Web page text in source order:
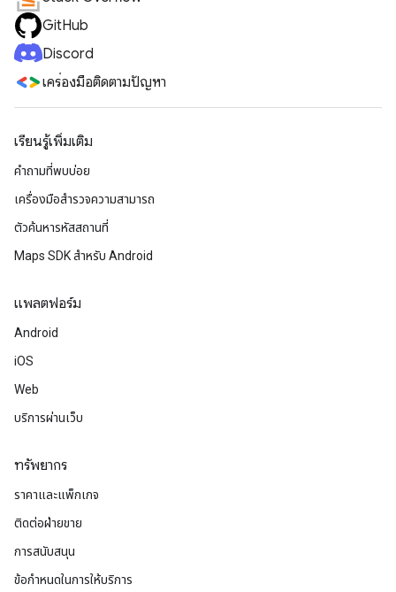
GitHub
Discord
เครื่องมือติดตามปัญหา
เรียนรู้เพิ่มเติม
คำถามที่พบบ่อย
เครื่องมือสำรวจความสามารถ
ตัวค้นหารหัสสถานที่
Maps SDK สำหรับ Android
แพลตฟอร์ม
Android
iOS
Web
บริการผ่านเว็บ
ทรัพยากร
ราคาและแพ็กเกจ
ติดต่อฝ่ายขาย
การสนับสนุน
ข้อกำหนดในการให้บริการ